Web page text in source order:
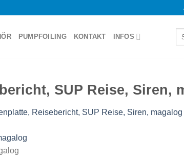
PUMPFOILING KONTAKT INFOS
SUP Reise, Siren,
Reisebericht, SUP Reise, Siren, magalog